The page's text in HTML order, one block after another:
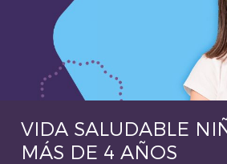
VIDA SALUDABLE
MÁS DE 4 AÑOS